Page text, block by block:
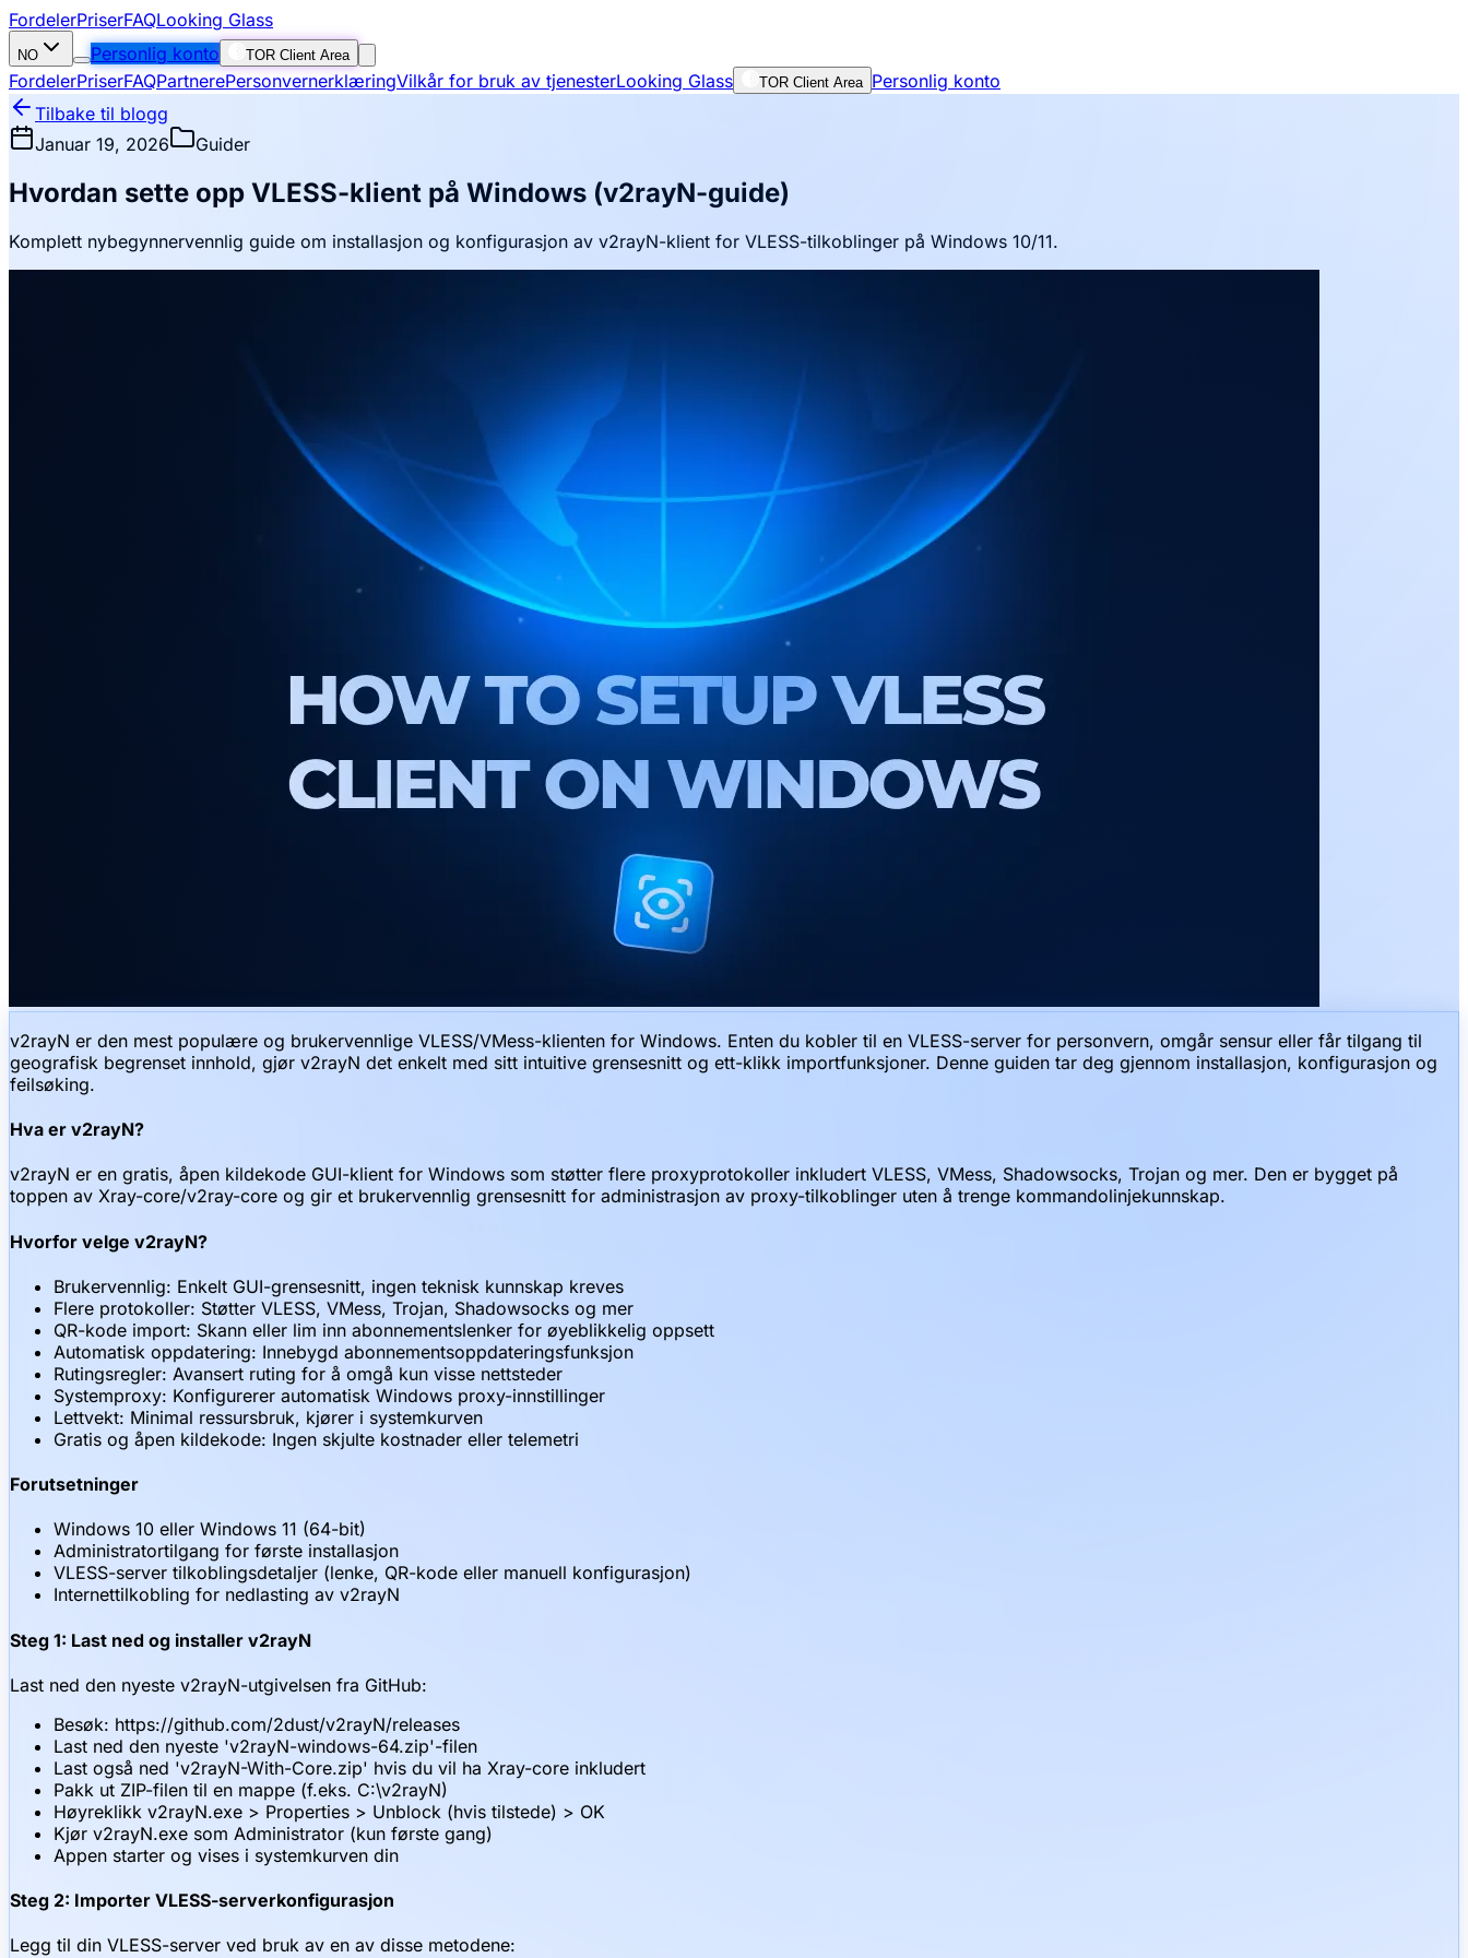
FordelerPriserFAQLooking Glass
NO Personlig konto TOR Client Area
FordelerPriserFAQPartnerePersonvernerklæringVilkår for bruk av tjenesterLooking Glass TOR Client Area Personlig konto
Tilbake til blogg
Januar 19, 2026
Guider
Hvordan sette opp VLESS-klient på Windows (v2rayN-guide)
Komplett nybegynnervennlig guide om installasjon og konfigurasjon av v2rayN-klient for VLESS-tilkoblinger på Windows 10/11.
v2rayN er den mest populære og brukervennlige VLESS/VMess-klienten for Windows. Enten du kobler til en VLESS-server for personvern, omgår sensur eller får tilgang til
geografisk begrenset innhold, gjør v2rayN det enkelt med sitt intuitive grensesnitt og ett-klikk importfunksjoner. Denne guiden tar deg gjennom installasjon, konfigurasjon og
feilsøking.
Hva er v2rayN?
v2rayN er en gratis, åpen kildekode GUI-klient for Windows som støtter flere proxyprotokoller inkludert VLESS, VMess, Shadowsocks, Trojan og mer. Den er bygget på
toppen av Xray-core/v2ray-core og gir et brukervennlig grensesnitt for administrasjon av proxy-tilkoblinger uten å trenge kommandolinjekunnskap.
Hvorfor velge v2rayN?
Brukervennlig: Enkelt GUI-grensesnitt, ingen teknisk kunnskap kreves
Flere protokoller: Støtter VLESS, VMess, Trojan, Shadowsocks og mer
QR-kode import: Skann eller lim inn abonnementslenker for øyeblikkelig oppsett
Automatisk oppdatering: Innebygd abonnementsoppdateringsfunksjon
Rutingsregler: Avansert ruting for å omgå kun visse nettsteder
Systemproxy: Konfigurerer automatisk Windows proxy-innstillinger
Lettvekt: Minimal ressursbruk, kjører i systemkurven
Gratis og åpen kildekode: Ingen skjulte kostnader eller telemetri
Forutsetninger
Windows 10 eller Windows 11 (64-bit)
Administratortilgang for første installasjon
VLESS-server tilkoblingsdetaljer (lenke, QR-kode eller manuell konfigurasjon)
Internettilkobling for nedlasting av v2rayN
Steg 1: Last ned og installer v2rayN
Last ned den nyeste v2rayN-utgivelsen fra GitHub:
Besøk: https://github.com/2dust/v2rayN/releases
Last ned den nyeste 'v2rayN-windows-64.zip'-filen
Last også ned 'v2rayN-With-Core.zip' hvis du vil ha Xray-core inkludert
Pakk ut ZIP-filen til en mappe (f.eks. C:\v2rayN)
Høyreklikk v2rayN.exe > Properties > Unblock (hvis tilstede) > OK
Kjør v2rayN.exe som Administrator (kun første gang)
Appen starter og vises i systemkurven din
Steg 2: Importer VLESS-serverkonfigurasjon
Legg til din VLESS-server ved bruk av en av disse metodene: